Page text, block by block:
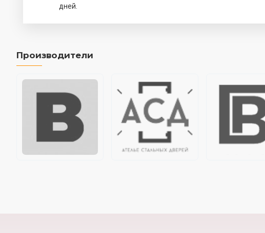
дней.
Производители